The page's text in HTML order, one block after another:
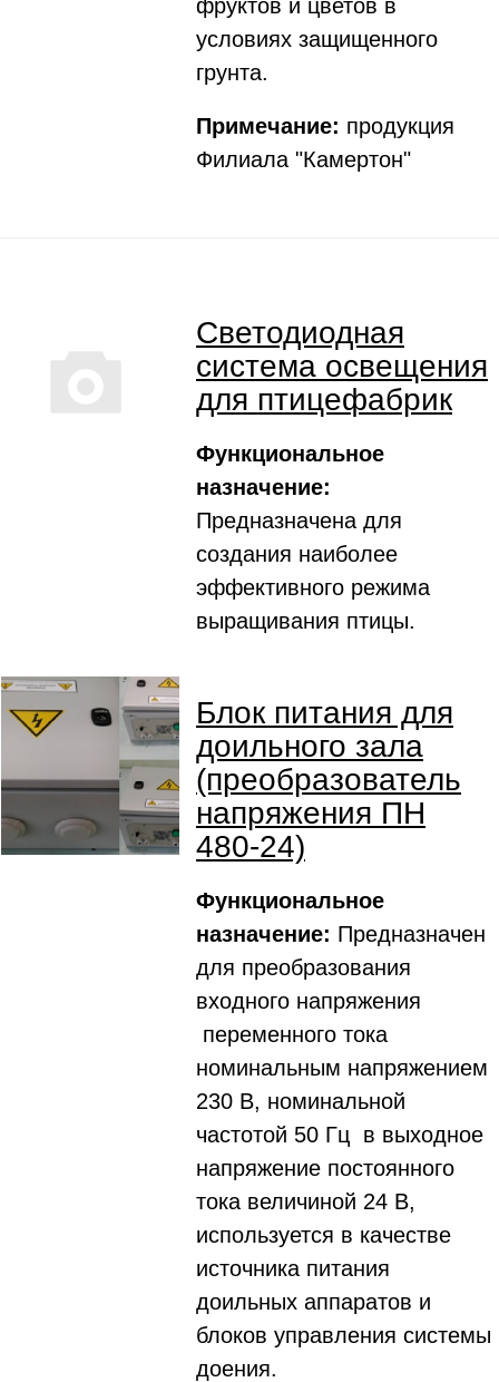
фруктов и цветов в
условиях защищенного
грунта.
Примечание: продукция
Филиала "Камертон"
Светодиодная
система освещения
для птицефабрик
Функциональное
назначение:
Предназначена для
создания наиболее
эффективного режима
выращивания птицы.
Блок питания для
доильного зала
(преобразователь
напряжения ПН
480-24)
Функциональное
назначение: Предназначен
для преобразования
входного напряжения
переменного тока
номинальным напряжением
230 В, номинальной
частотой 50 Гц в выходное
напряжение постоянного
тока величиной 24 В,
используется в качестве
источника питания
доильных аппаратов и
блоков управления системы
доения.